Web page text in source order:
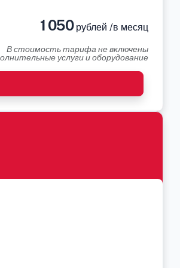
1 050рублей /в месяц
В стоимость тарифа не включены
услуги и оборудование